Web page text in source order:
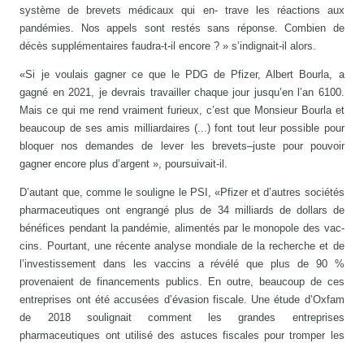
système de brevets médicaux qui en- trave les réactions aux
pandémies. Nos appels sont restés sans réponse. Combien de
décès supplémentaires faudra-t-il encore ? » s’indignait-il alors.
«Si je voulais gagner ce que le PDG de Pfizer, Albert Bourla, a
gagné en 2021, je devrais travailler chaque jour jusqu’en l’an 6100.
Mais ce qui me rend vraiment furieux, c’est que Monsieur Bourla et
beaucoup de ses amis milliardaires (...) font tout leur possible pour
bloquer nos demandes de lever les brevets–juste pour pouvoir
gagner encore plus d’argent », poursuivait-il.
D’autant que, comme le souligne le PSI, «Pfizer et d’autres sociétés
pharmaceutiques ont engrangé plus de 34 milliards de dollars de
bénéfices pendant la pandémie, alimentés par le monopole des vac-
cins. Pourtant, une récente analyse mondiale de la recherche et de
l’investissement dans les vaccins a révélé que plus de 90 %
provenaient de financements publics. En outre, beaucoup de ces
entreprises ont été accusées d’évasion fiscale. Une étude d’Oxfam
de 2018 soulignait comment les grandes entreprises
pharmaceutiques ont utilisé des astuces fiscales pour tromper les